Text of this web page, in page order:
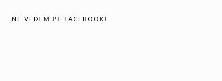
NE VEDEM PE FACEBOOK!